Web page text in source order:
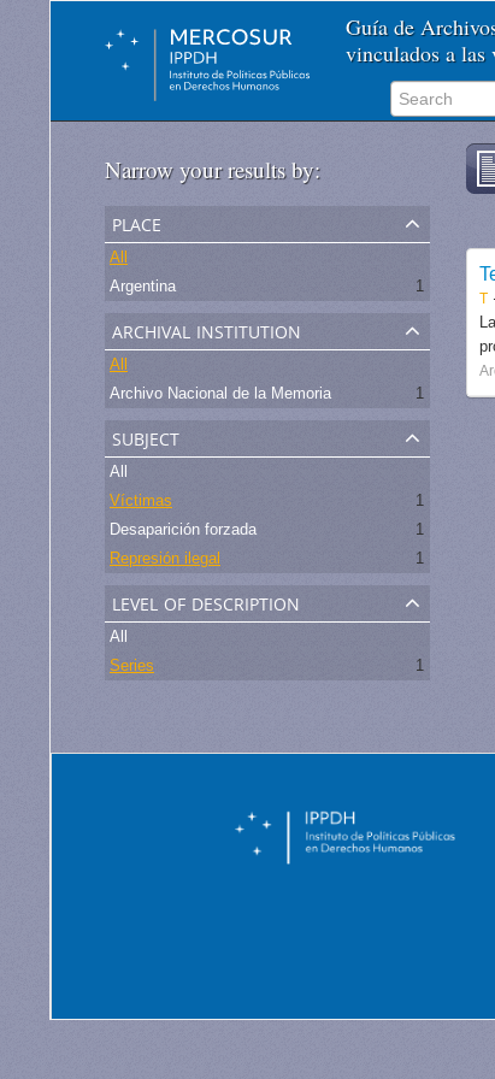
Guía de
vinculados a las
Narrow your results by:
place
All
Argentina
1
archival institution
All
Archivo Nacional de la Memoria
1
subject
All
Víctimas
1
Desaparición forzada
1
Represión ilegal
1
level of description
All
Series
1
T